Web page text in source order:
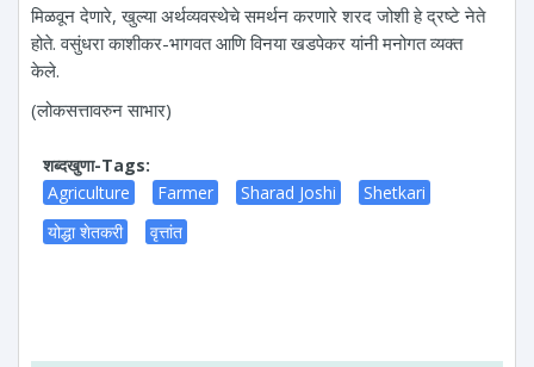
मिळवून देणारे, खुल्या अर्थव्यवस्थेचे समर्थन करणारे शरद जोशी हे द्रष्टे नेते
होते. वसुंधरा काशीकर-भागवत आणि विनया खडपेकर यांनी मनोगत व्यक्त
केले.
(लोकसत्तावरुन साभार)
शब्दखुणा-Tags:
Agriculture
Farmer Sharad Joshi
Shetkari
योद्धा शेतकरी
वृत्तांत